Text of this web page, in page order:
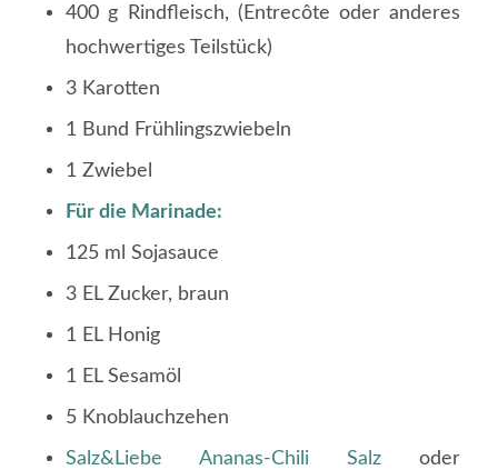
400 g Rindfleisch, (Entrecôte oder anderes
hochwertiges Teilstück)
3 Karotten
1 Bund Frühlingszwiebeln
1 Zwiebel
Für die Marinade:
125 ml Sojasauce
3 EL Zucker, braun
1 EL Honig
1 EL Sesamöl
5 Knoblauchzehen
Salz&Liebe Ananas-Chili Salz oder